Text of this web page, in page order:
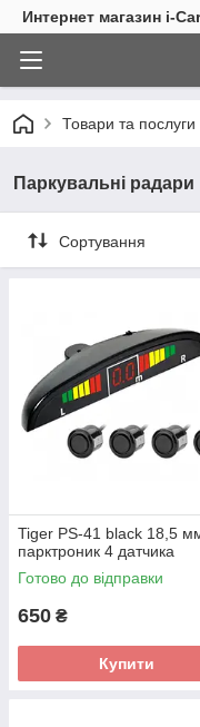
Интернет магазин i-Car
Товари та послуги
Паркувальні радари
Сортування
Tiger PS-41 black 18,5
парктроник 4 датчика
Готово до відправки
650 ₴
Купити